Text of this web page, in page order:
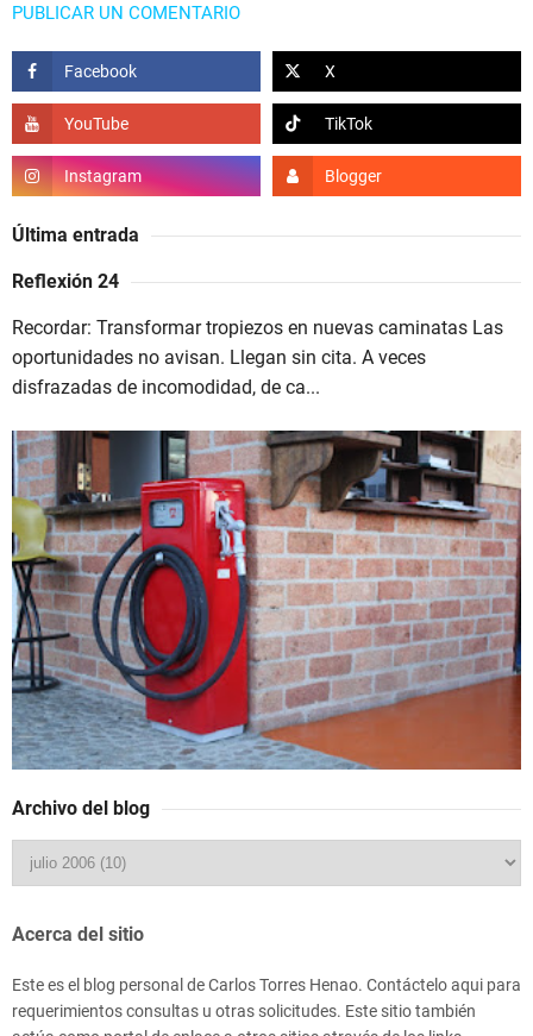
PUBLICAR UN COMENTARIO
Última entrada
Reflexión 24
Recordar: Transformar tropiezos en nuevas caminatas Las
oportunidades no avisan. Llegan sin cita. A veces
disfrazadas de incomodidad, de ca...
Archivo del blog
Acerca del sitio
Este es el blog personal de Carlos Torres Henao. Contáctelo aqui para
requerimientos consultas u otras solicitudes. Este sitio también